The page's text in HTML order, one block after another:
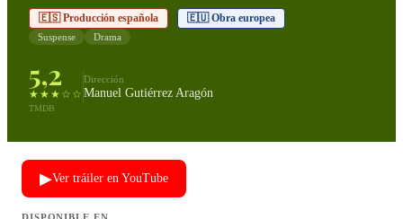
🇪🇸 Producción española 🇪🇺 Obra europea
Suspense Drama
5,2
★★★☆☆
TMDB
Dirección
Manuel Gutiérrez Aragón
▶Ver tráiler en YouTube